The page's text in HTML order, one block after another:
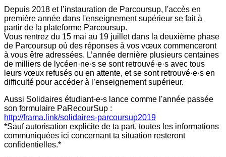
Depuis 2018 et l’instauration de Parcoursup, l'accès en
première année dans l'enseignement supérieur se fait à
partir de la plateforme Parcoursup.
Vous rentrez du 15 mai au 19 juillet dans la deuxième phase
de Parcoursup où des réponses à vos vœux commenceront
à vous être adressées. L’année dernière plusieurs centaines
de milliers de lycéen·ne·s se sont retrouvé·e·s avec tous
leurs vœux refusés ou en attente, et se sont retrouvé·e·s en
difficulté pour accéder à l’enseignement supérieur.
Aussi Solidaires étudiant-e-s lance comme l'année passée
son formulaire PaRecourSup :
http://frama.link/solidaires-parcoursup2019
*Sauf autorisation explicite de ta part, toutes les informations
communiquées ici concernant ta situation resteront
confidentielles.*